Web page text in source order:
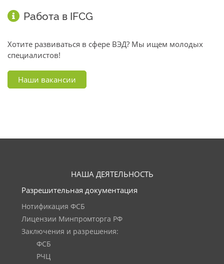
Работа в IFCG
Хотите развиваться в сфере ВЭД? Мы ищем молодых
специалистов!
Наши вакансии
НАША ДЕЯТЕЛЬНОСТЬ
Разрешительная документация
Нотификация ФСБ
Лицензии Минпромторга РФ
Заключения и разрешения:
ФСБ
РЧЦ